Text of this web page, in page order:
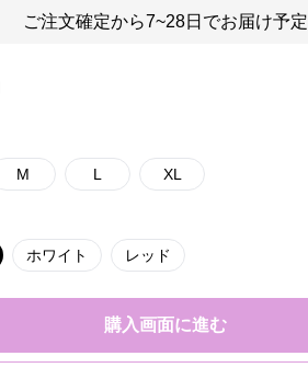
ご注文確定から7~28日でお届け予定
M L XL
ホワイト レッド
購入画面に進む